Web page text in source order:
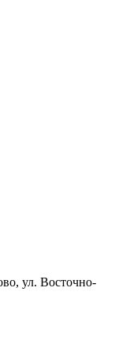
ул. Восточно-